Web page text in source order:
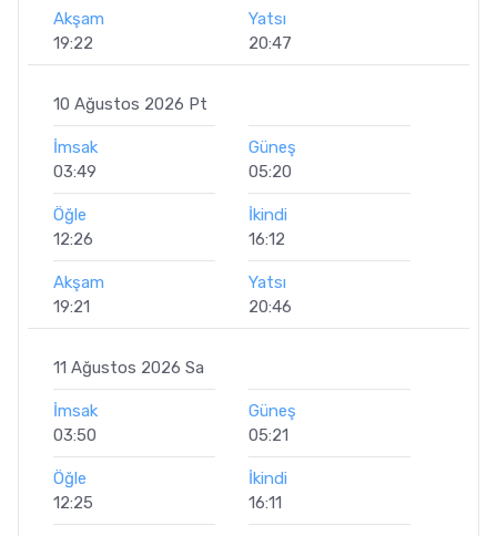
Akşam
19:22
Yatsı
20:47
10 Ağustos 2026 Pt
İmsak
03:49
Güneş
05:20
Öğle
12:26
İkindi
16:12
Akşam
19:21
Yatsı
20:46
11 Ağustos 2026 Sa
İmsak
03:50
Güneş
05:21
Öğle
12:25
İkindi
16:11